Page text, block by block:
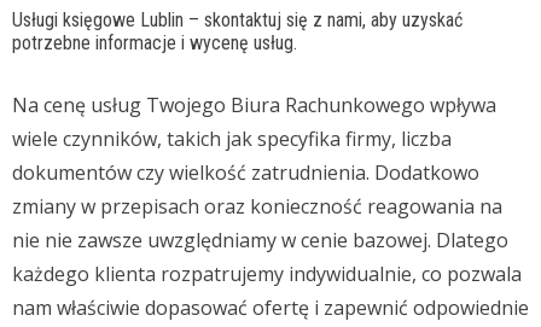
Usługi księgowe Lublin – skontaktuj się z nami, aby uzyskać
potrzebne informacje i wycenę usług.
Na cenę usług Twojego Biura Rachunkowego wpływa
wiele czynników, takich jak specyfika firmy, liczba
dokumentów czy wielkość zatrudnienia. Dodatkowo
zmiany w przepisach oraz konieczność reagowania na
nie nie zawsze uwzględniamy w cenie bazowej. Dlatego
każdego klienta rozpatrujemy indywidualnie, co pozwala
nam właściwie dopasować ofertę i zapewnić odpowiednie